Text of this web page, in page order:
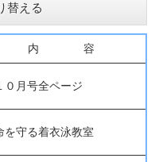
替える
内 容
０月号全ページ
を守る着衣泳教室